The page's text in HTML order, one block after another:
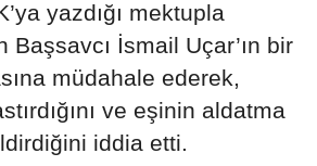
yazdığı mektupla
Başsavcı İsmail Uçar’ın bir
müdahale ederek,
ve eşinin aldatma
iddia etti.